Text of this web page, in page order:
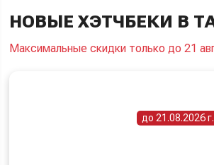
НОВЫЕ ХЭТЧБЕКИ В
Максимальные скидки только до 21
до 21.08.2026 г.